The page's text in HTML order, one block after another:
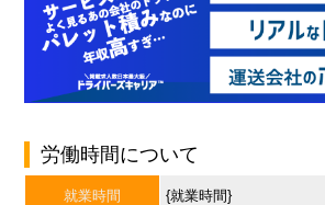
労働時間について
就業時間 {就業時間}